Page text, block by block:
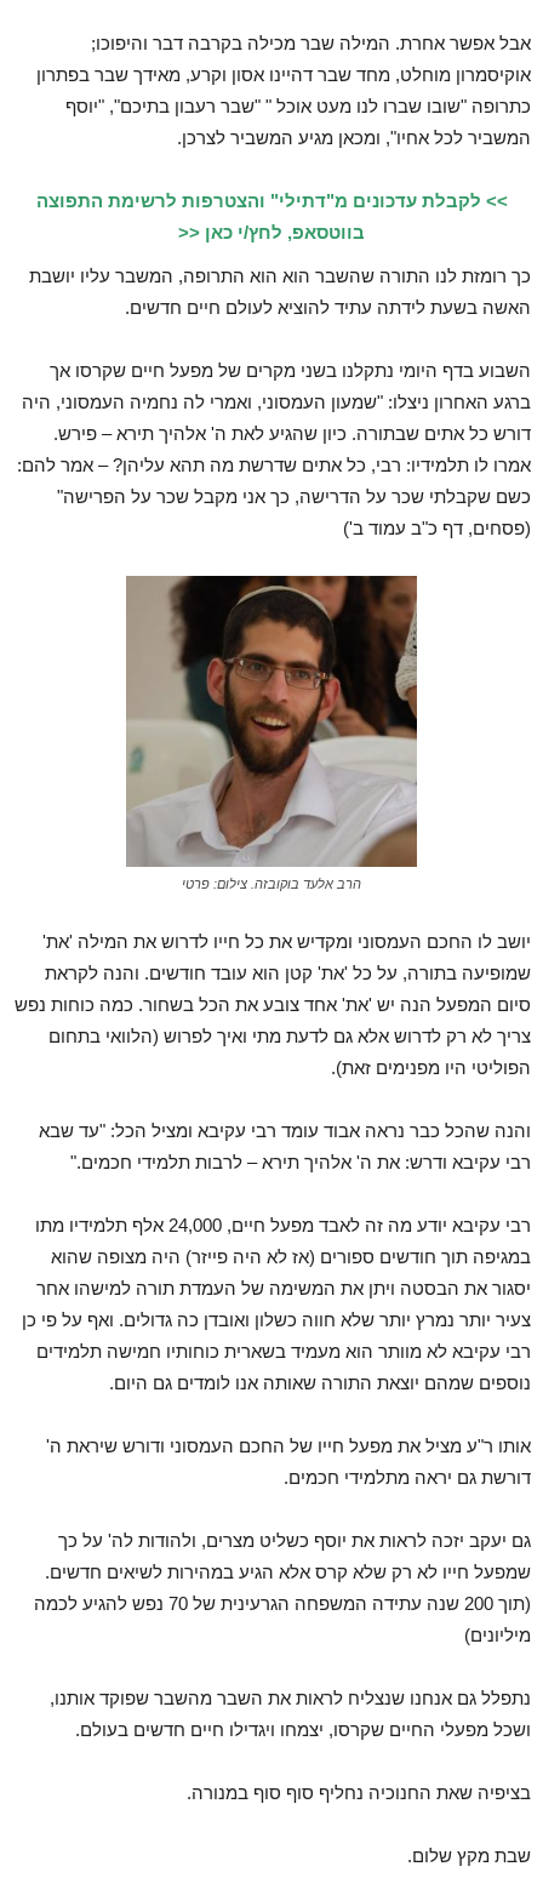
אבל אפשר אחרת. המילה שבר מכילה בקרבה דבר והיפוכו;
אוקיסמרון מוחלט, מחד שבר דהיינו אסון וקרע, מאידך שבר בפתרון
כתרופה "שובו שברו לנו מעט אוכל " "שבר רעבון בתיכם", "יוסף
המשביר לכל אחיו", ומכאן מגיע המשביר לצרכן.
>> לקבלת עדכונים מ"דתילי" והצטרפות לרשימת התפוצה
בווטסאפ, לחץ/י כאן <<
כך רומזת לנו התורה שהשבר הוא הוא התרופה, המשבר עליו יושבת
האשה בשעת לידתה עתיד להוציא לעולם חיים חדשים.
השבוע בדף היומי נתקלנו בשני מקרים של מפעל חיים שקרסו אך
ברגע האחרון ניצלו: "שמעון העמסוני, ואמרי לה נחמיה העמסוני, היה
דורש כל אתים שבתורה. כיון שהגיע לאת ה' אלהיך תירא – פירש.
אמרו לו תלמידיו: רבי, כל אתים שדרשת מה תהא עליהן? – אמר להם:
כשם שקבלתי שכר על הדרישה, כך אני מקבל שכר על הפרישה"
(פסחים, דף כ"ב עמוד ב')
הרב אלעד בוקובזה. צילום: פרטי
יושב לו החכם העמסוני ומקדיש את כל חייו לדרוש את המילה 'את'
שמופיעה בתורה, על כל 'את' קטן הוא עובד חודשים. והנה לקראת
סיום המפעל הנה יש 'את' אחד צובע את הכל בשחור. כמה כוחות נפש
צריך לא רק לדרוש אלא גם לדעת מתי ואיך לפרוש (הלוואי בתחום
הפוליטי היו מפנימים זאת).
והנה שהכל כבר נראה אבוד עומד רבי עקיבא ומציל הכל: "עד שבא
רבי עקיבא ודרש: את ה' אלהיך תירא – לרבות תלמידי חכמים."
רבי עקיבא יודע מה זה לאבד מפעל חיים, 24,000 אלף תלמידיו מתו
במגיפה תוך חודשים ספורים (אז לא היה פייזר) היה מצופה שהוא
יסגור את הבסטה ויתן את המשימה של העמדת תורה למישהו אחר
צעיר יותר נמרץ יותר שלא חווה כשלון ואובדן כה גדולים. ואף על פי כן
רבי עקיבא לא מוותר הוא מעמיד בשארית כוחותיו חמישה תלמידים
נוספים שמהם יוצאת התורה שאותה אנו לומדים גם היום.
אותו ר"ע מציל את מפעל חייו של החכם העמסוני ודורש שיראת ה'
דורשת גם יראה מתלמידי חכמים.
גם יעקב יזכה לראות את יוסף כשליט מצרים, ולהודות לה' על כך
שמפעל חייו לא רק שלא קרס אלא הגיע במהירות לשיאים חדשים.
(תוך 200 שנה עתידה המשפחה הגרעינית של 70 נפש להגיע לכמה
מיליונים)
נתפלל גם אנחנו שנצליח לראות את השבר מהשבר שפוקד אותנו,
ושכל מפעלי החיים שקרסו, יצמחו ויגדילו חיים חדשים בעולם.
בציפיה שאת החנוכיה נחליף סוף סוף במנורה.
שבת מקץ שלום.